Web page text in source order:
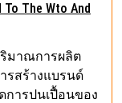
The Wto And
มาณการผลิต
รสร้างแบรนด์
การปนเปื้อนของ